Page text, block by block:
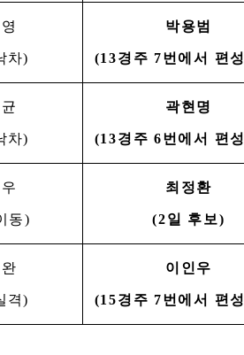
차)
박용범
(13경주 7번에서 편
차)
곽현명
(13경주6번에서 편
동)
최정환
(2일 후보)
격)
이인우
(15경주 7번에서 편